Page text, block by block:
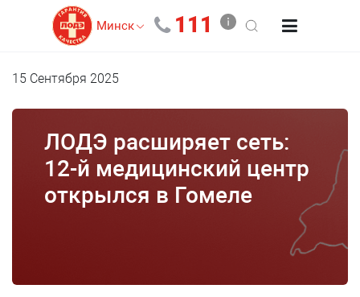
Минск 111
15 Сентября 2025
ЛОДЭ расширяет сеть:
12-й медицинский центр
открылся в Гомеле